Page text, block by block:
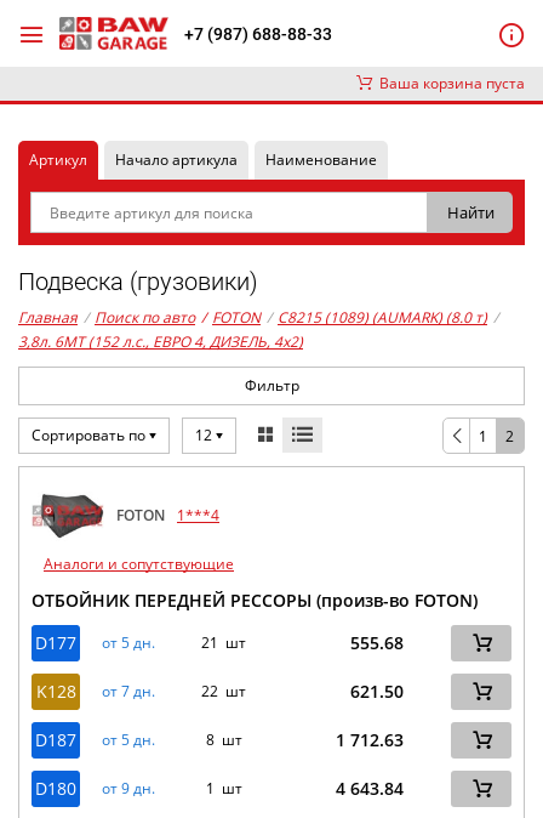
+7 (987) 688-88-33
Ваша корзина пуста
Артикул Начало артикула Наименование
Подвеска (грузовики)
Главная / Поиск по авто / FOTON / C8215 (1089) (AUMARK) (8.0 т) /
3,8л. 6MT (152 л.с., ЕВРО 4, ДИЗЕЛЬ, 4x2)
Фильтр
Сортировать по 12 1 2
FOTON 1***4
Аналоги и сопутствующие
ОТБОЙНИК ПЕРЕДНЕЙ РЕССОРЫ (произв-во FOTON)
D177
от 5 дн. 21 шт 555.68
K128 от 7 дн. 22 шт 621.50
D187 от 5 дн. 8 шт 1 712.63
D180 от 9 дн. 1 шт 4 643.84